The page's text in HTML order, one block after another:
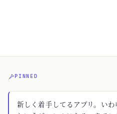
PINNED
新しく着手してるアプリ。い